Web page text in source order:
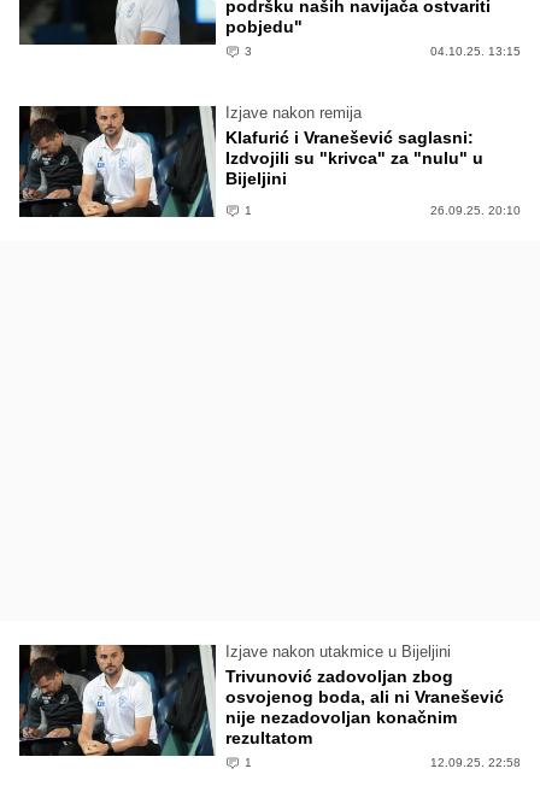
podršku naših navijača ostvariti
pobjedu"
3 04.10.25. 13:15
Izjave nakon remija
Klafurić i Vranešević saglasni:
Izdvojili su "krivca" za "nulu" u
Bijeljini
1 26.09.25. 20:10
Izjave nakon utakmice u Bijeljini
Trivunović zadovoljan zbog
osvojenog boda, ali ni Vranešević
nije nezadovoljan konačnim
rezultatom
1 12.09.25. 22:58